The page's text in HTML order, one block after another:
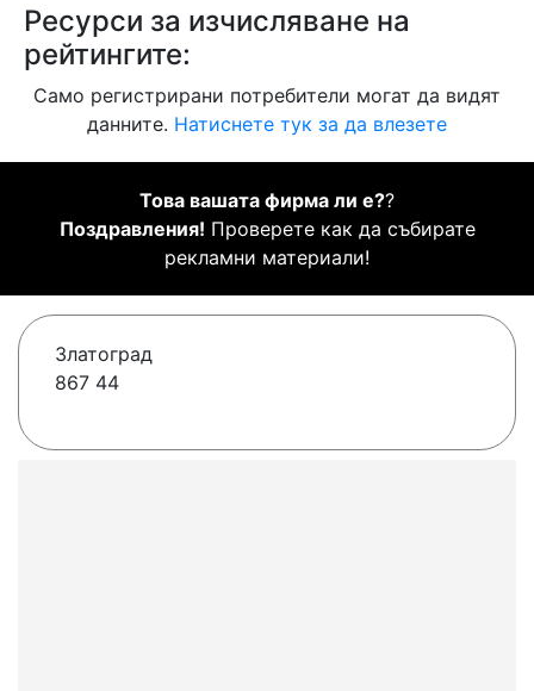
Ресурси за изчисляване на
рейтингите:
Само регистрирани потребители могат да видят
данните. Натиснете тук за да влезете
Това вашата фирма ли е??
Поздравления! Проверете как да събирате
рекламни материали!
Златоград
867 44